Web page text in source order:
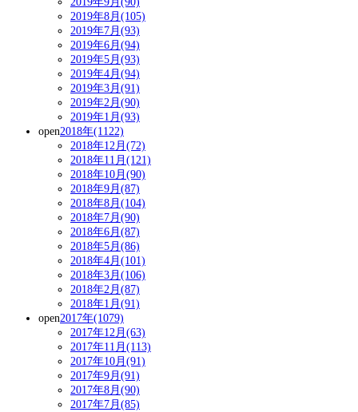
2019年8月(105)
2019年7月(93)
2019年6月(94)
2019年5月(93)
2019年4月(94)
2019年3月(91)
2019年2月(90)
2019年1月(93)
open2018年(1122)
2018年12月(72)
2018年11月(121)
2018年10月(90)
2018年9月(87)
2018年8月(104)
2018年7月(90)
2018年6月(87)
2018年5月(86)
2018年4月(101)
2018年3月(106)
2018年2月(87)
2018年1月(91)
open2017年(1079)
2017年12月(63)
2017年11月(113)
2017年10月(91)
2017年9月(91)
2017年8月(90)
2017年7月(85)